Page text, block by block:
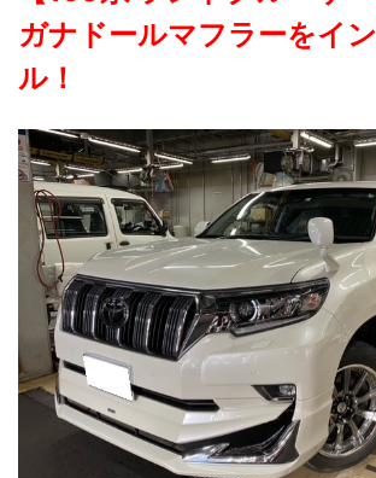
ガナドールマフラーをイ
ル！